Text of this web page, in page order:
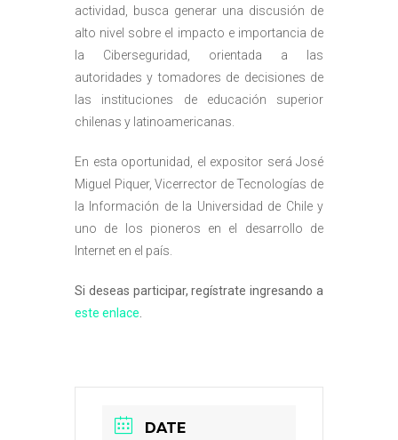
actividad, busca generar una discusión de
alto nivel sobre el impacto e importancia de
la Ciberseguridad, orientada a las
autoridades y tomadores de decisiones de
las instituciones de educación superior
chilenas y latinoamericanas.
En esta oportunidad, el expositor será José
Miguel Piquer, Vicerrector de Tecnologías de
la Información de la Universidad de Chile y
uno de los pioneros en el desarrollo de
Internet en el país.
Si deseas participar, regístrate ingresando a
este enlace.
DATE